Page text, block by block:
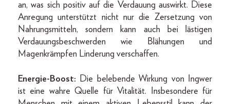
an, was sich positiv auf die Verdauung auswirkt. Diese
Anregung unterstützt nicht nur die Zersetzung von
Nahrungsmitteln, sondern kann auch bei lästigen
Verdauungsbeschwerden wie Blähungen und
Magenkrämpfen Linderung verschaffen.
Energie-Boost: Die belebende Wirkung von Ingwer
ist eine wahre Quelle für Vitalität. Insbesondere für